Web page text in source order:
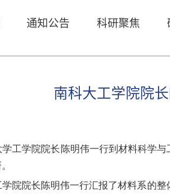
通知公告 科研聚焦
南科大工学院院
工学院院长陈明伟一行到材料科学与
院院长陈明伟一行汇报了材料系的